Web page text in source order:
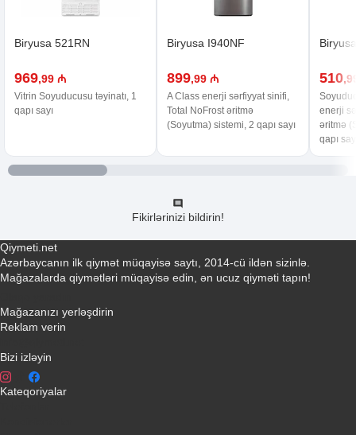
Biryusa 521RN
969,99 ₼
Vitrin Soyuducusu təyinatı, 1
qapı sayı
Biryusa I940NF
899,99 ₼
A Class enerji sərfiyyat sinifi,
Total NoFrost əritmə
(Soyutma) sistemi, 2 qapı sayı
510
enerji
əritmə
qapı
Fikirlərinizi bildirin!
Qiymeti.net
Azərbaycanın ilk qiymət müqayisə saytı, 2014-cü ildən sizinlə.
Mağazalarda qiymətləri müqayisə edin, ən ucuz qiyməti tapın!
Mağazanızı yerləşdirin
Reklam verin
Bizi izləyin
Kateqoriyalar